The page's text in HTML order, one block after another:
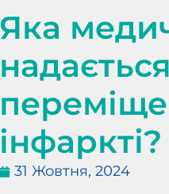
Яка
інфаркті?
31 Жовтня, 2024